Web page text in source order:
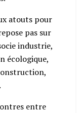
atouts pour
pas sur
industrie,
écologique,
entre